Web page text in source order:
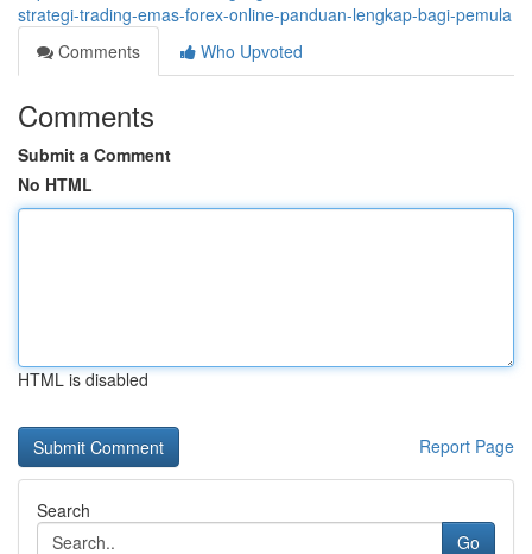
strategi-trading-emas-forex-online-panduan-lengkap-bagi-pemula
Comments
Who Upvoted
Comments
Submit a Comment
No HTML
HTML is disabled
Report Page
Search
Go